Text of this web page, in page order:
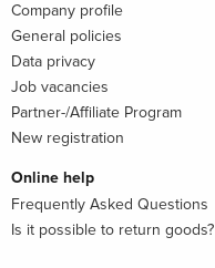
Company profile
General policies
Data privacy
Job vacancies
Partner-/Affiliate Program
New registration
Online help
Frequently Asked Questions
Is it possible to return goods?